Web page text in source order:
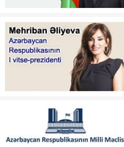
ərazilərdə fəaliyyət
maliyyə resurslarına çıxış
imkanlarının
genişləndirilməsi
istiqamətində zəruri dövlət
dəstəyinin gücləndirilməsi
Respublikası adından borc
verilməsi Qaydası”nın
təsdiq edilməsi haqqında”
Azərbaycan Respublikası
Prezidentinin 2018-ci il 18
06 Avqust